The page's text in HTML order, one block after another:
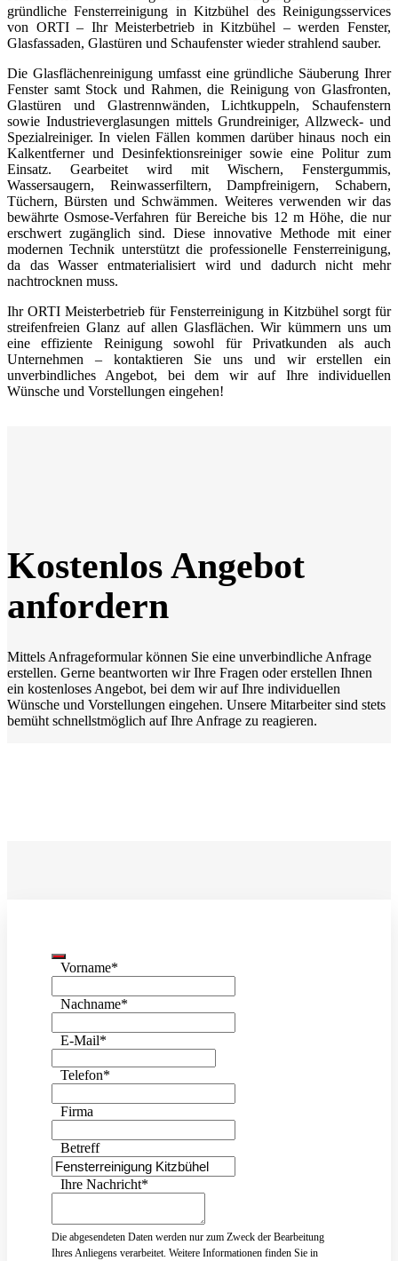
gründliche Fensterreinigung in Kitzbühel des Reinigungsservices
von ORTI – Ihr Meisterbetrieb in Kitzbühel – werden Fenster,
Glasfassaden, Glastüren und Schaufenster wieder strahlend sauber.
Die Glasflächenreinigung umfasst eine gründliche Säuberung Ihrer
Fenster samt Stock und Rahmen, die Reinigung von Glasfronten,
Glastüren und Glastrennwänden, Lichtkuppeln, Schaufenstern
sowie Industrieverglasungen mittels Grundreiniger, Allzweck- und
Spezialreiniger. In vielen Fällen kommen darüber hinaus noch ein
Kalkentferner und Desinfektionsreiniger sowie eine Politur zum
Einsatz. Gearbeitet wird mit Wischern, Fenstergummis,
Wassersaugern, Reinwasserfiltern, Dampfreinigern, Schabern,
Tüchern, Bürsten und Schwämmen. Weiteres verwenden wir das
bewährte Osmose-Verfahren für Bereiche bis 12 m Höhe, die nur
erschwert zugänglich sind. Diese innovative Methode mit einer
modernen Technik unterstützt die professionelle Fensterreinigung,
da das Wasser entmaterialisiert wird und dadurch nicht mehr
nachtrocknen muss.
Ihr ORTI Meisterbetrieb für Fensterreinigung in Kitzbühel sorgt für
streifenfreien Glanz auf allen Glasflächen. Wir kümmern uns um
eine effiziente Reinigung sowohl für Privatkunden als auch
Unternehmen – kontaktieren Sie uns und wir erstellen ein
unverbindliches Angebot, bei dem wir auf Ihre individuellen
Wünsche und Vorstellungen eingehen!
Kostenlos Angebot
anfordern
Mittels Anfrageformular können Sie eine unverbindliche Anfrage
erstellen. Gerne beantworten wir Ihre Fragen oder erstellen Ihnen
ein kostenloses Angebot, bei dem wir auf Ihre individuellen
Wünsche und Vorstellungen eingehen. Unsere Mitarbeiter sind stets
bemüht schnellstmöglich auf Ihre Anfrage zu reagieren.
Vorname*
Nachname*
E-Mail*
Telefon*
Firma
Betreff
Ihre Nachricht*
Die abgesendeten Daten werden nur zum Zweck der Bearbeitung
Ihres Anliegens verarbeitet. Weitere Informationen finden Sie in